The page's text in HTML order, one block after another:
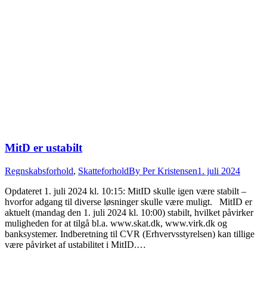
MitD er ustabilt
Regnskabsforhold, SkatteforholdBy Per Kristensen1. juli 2024
Opdateret 1. juli 2024 kl. 10:15: MitID skulle igen være stabilt –
hvorfor adgang til diverse løsninger skulle være muligt. MitID er
aktuelt (mandag den 1. juli 2024 kl. 10:00) stabilt, hvilket påvirker
muligheden for at tilgå bl.a. www.skat.dk, www.virk.dk og
banksystemer. Indberetning til CVR (Erhvervsstyrelsen) kan tillige
være påvirket af ustabilitet i MitID.…